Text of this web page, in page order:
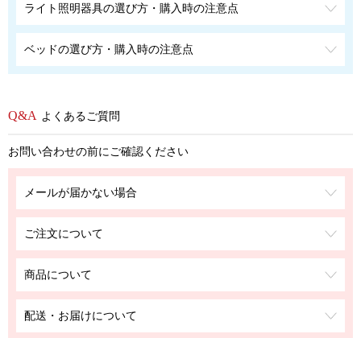
ライト照明器具の選び方・購入時の注意点
ベッドの選び方・購入時の注意点
よくあるご質問
お問い合わせの前にご確認ください
メールが届かない場合
ご注文について
商品について
配送・お届けについて